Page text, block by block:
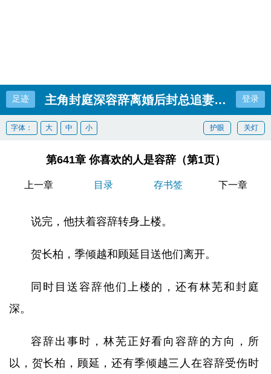
足迹 主角封庭深容辞离婚后封总追妻跪碎了膝
登录
关灯
护眼
字体： 大 中 小
第641章 你喜欢的人是容辞（第1页）
上一章 目录 存书签 下一章
说完，他扶着容辞转身上楼。
贺长柏，季倾越和顾延目送他们离开。
同时目送容辞他们上楼的，还有林芜和封庭
深。
容辞出事时，林芜正好看向容辞的方向，所
以，贺长柏，顾延，还有季倾越三人在容辞受伤时